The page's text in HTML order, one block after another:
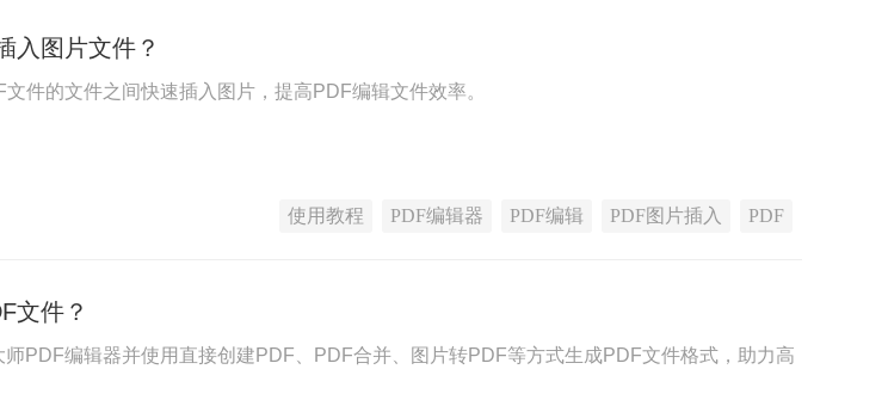
入图片文件？
件的文件之间快速插入图片，提高PDF编辑文件效率。
使用教程 PDF编辑器 PDF编辑 PDF图片插入 PDF
文件？
PDF编辑器并使用直接创建PDF、PDF合并、图片转PDF等方式生成PDF文件格式，助力高